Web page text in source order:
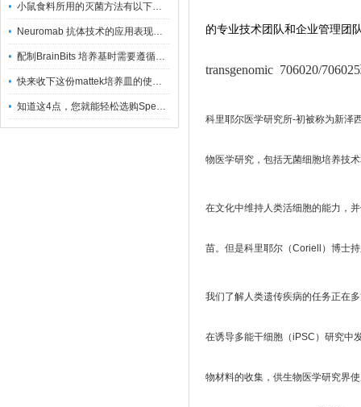
小鼠食料所用的灭菌方法有以下三种
Neuromab 抗体技术的应用表现在这几方面
配制BrainBits 培养基时需要遵循的原则
快来收下这份mattek培养皿的使用指南
知道这4点，您就能轻松选购Spectrum 膜
的专业技术团队和企业管理团
transgenomic 706020/
科里耶尔医学研究所-初被称为新泽
物医学研究，包括无菌细胞培养技
在文化中维持人类活细胞的能力，
苗。但是科里耶尔（Coriell）博士
我们了解人类遗传疾病的任务正在
在诱导多能干细胞（iPSC）研究中
物材料的收集，供生物医学研究界